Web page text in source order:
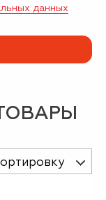
данных